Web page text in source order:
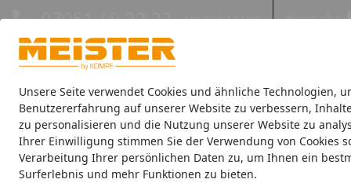
Unsere Seite verwendet Cookies und ähnliche Technologien,
Benutzererfahrung auf unserer Website zu verbessern,
zu personalisieren und die Nutzung unserer Website zu
Ihrer Einwilligung stimmen Sie der Verwendung von Cookies
Verarbeitung Ihrer persönlichen Daten zu, um Ihnen ein
Surferlebnis und mehr Funktionen zu bieten.
Eigene Montage-Teams
07051 / 9 22 22 Mo-Fr. 8-16 Uhr Kontakt
Böden Paneele Leisten Zubehör Sale & Aktionswaren
Leisten Meister Deckenleisten Meister Hohlkehlleisten